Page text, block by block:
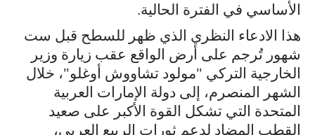
الأساسي في الفترة الحالية.
هذا الادعاء النظري الذي ظهر للسطح قبل ست
شهور تُرجم على أرض الواقع عقب زيارة وزير
الخارجية التركي "مولود تشاووش أوغلو"، خلال
الشهر المنصرم، إلى دولة الإمارات العربية
المتحدة التي تشكل القوة الأكبر على صعيد
القطب المضاد لدعم ثورات الربيع العربي،